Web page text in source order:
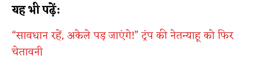
यह भी पढ़ें:
“सावधान रहें, अकेले पड़ जाएंगे!” ट्रंप की नेतन्याहू को फिर
चेतावनी